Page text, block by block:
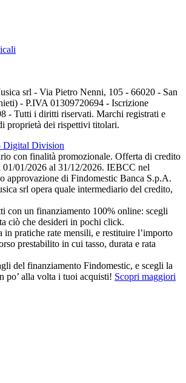
srl - Via Pietro Nenni, 105 - 66020 - San
- P.IVA 01309720694 - Iscrizione
- Tutti i diritti riservati. Marchi registrati e
proprietà dei rispettivi titolari.
Division
con finalità promozionale. Offerta di credito
01/2026 al 31/12/2026. IEBCC nel
approvazione di Findomestic Banca S.p.A.
srl opera quale intermediario del credito,
con un finanziamento 100% online: scegli
ciò che desideri in pochi click.
in pratiche rate mensili, e restituire l’importo
prestabilito in cui tasso, durata e rata
del finanziamento Findomestic, e scegli la
po’ alla volta i tuoi acquisti! Scopri maggiori